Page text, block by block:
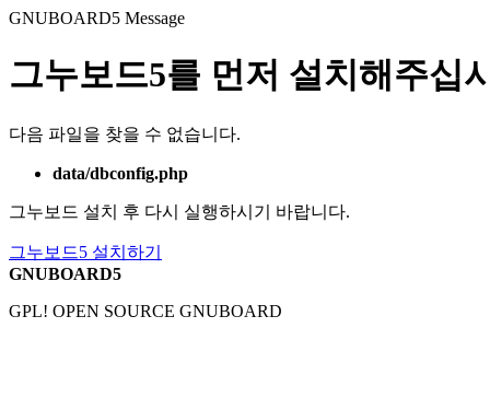
GNUBOARD5 Message
그누보드5를 먼저 설치해주십
다음 파일을 찾을 수 없습니다.
data/dbconfig.php
그누보드 설치 후 다시 실행하시기 바랍니다.
그누보드5 설치하기
GNUBOARD5
GPL! OPEN SOURCE GNUBOARD